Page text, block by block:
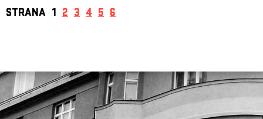
STRANA 1 2 3 4 5 6